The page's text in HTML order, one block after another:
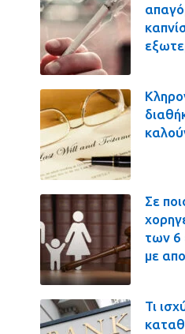
Σε
των 6
με
Τι